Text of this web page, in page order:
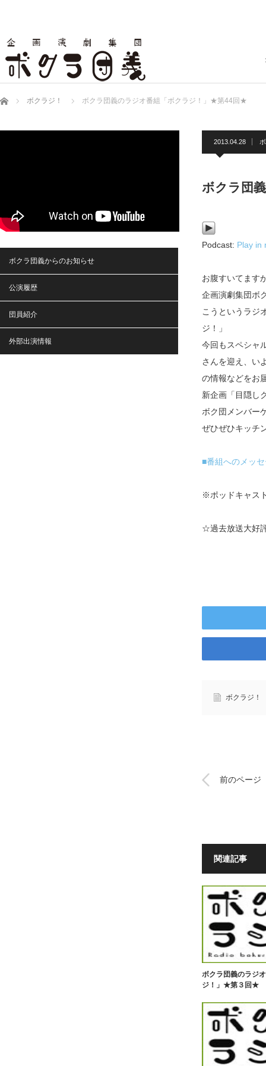
ホーム ボクラジ！ ボクラ団義のラジオ番組「ボクラジ！」★第44回★
2013.04.28
ボクラ団
Podcast: Play in
お腹すいてます
企画演劇集団ボ
こうというラジ
ジ！」
今回もスペシャ
さんを迎え、い
の情報などをお
新企画「目隠し
ボク団メンバー
ぜひぜひキッチ
■番組へのメッ
※ポッドキャス
☆過去放送大好
ボクラジ！
前のページ
関連記事
ボクラ団義のラジ
ジ！」★第３回★
ボクラ団義からのお知らせ
公演履歴
団員紹介
外部出演情報